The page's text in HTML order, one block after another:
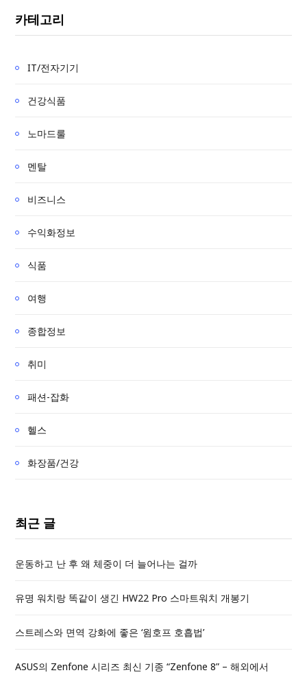
c
r
카테고리
IT/전자기기
건강식품
노마드룰
멘탈
비즈니스
수익화정보
식품
여행
종합정보
취미
패션-잡화
헬스
화장품/건강
최근 글
운동하고 난 후 왜 체중이 더 늘어나는 걸까
유명 워치랑 똑같이 생긴 HW22 Pro 스마트워치 개봉기
스트레스와 면역 강화에 좋은 ‘윔호프 호흡법’
ASUS의 Zenfone 시리즈 최신 기종 “Zenfone 8” – 해외에서